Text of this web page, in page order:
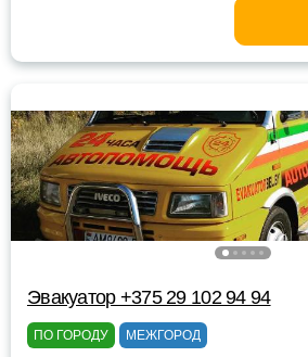
Эвакуатор +375 29 102 94 94
ПО ГОРОДУ МЕЖГОРОД